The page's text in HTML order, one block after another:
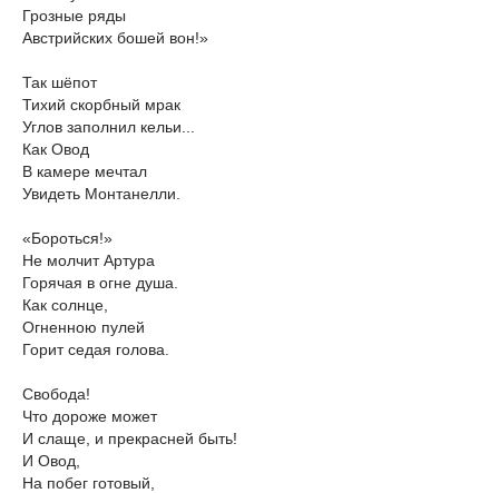
Грозные ряды
Австрийских бошей вон!»
Так шёпот
Тихий скорбный мрак
Углов заполнил кельи...
Как Овод
В камере мечтал
Увидеть Монтанелли.
«Бороться!»
Не молчит Артура
Горячая в огне душа.
Как солнце,
Огненною пулей
Горит седая голова.
Свобода!
Что дороже может
И слаще, и прекрасней быть!
И Овод,
На побег готовый,